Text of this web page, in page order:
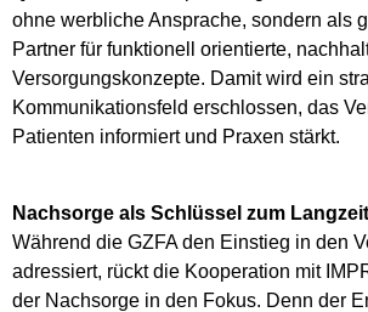
ohne werbliche Ansprache, sondern als
Partner für funktionell orientierte,
Versorgungskonzepte. Damit wird ein
Kommunikationsfeld erschlossen, das
Patienten informiert und Praxen stärkt.
Nachsorge als Schlüssel zum
Während die GZFA den Einstieg in den
adressiert, rückt die Kooperation mit
der Nachsorge in den Fokus. Denn der